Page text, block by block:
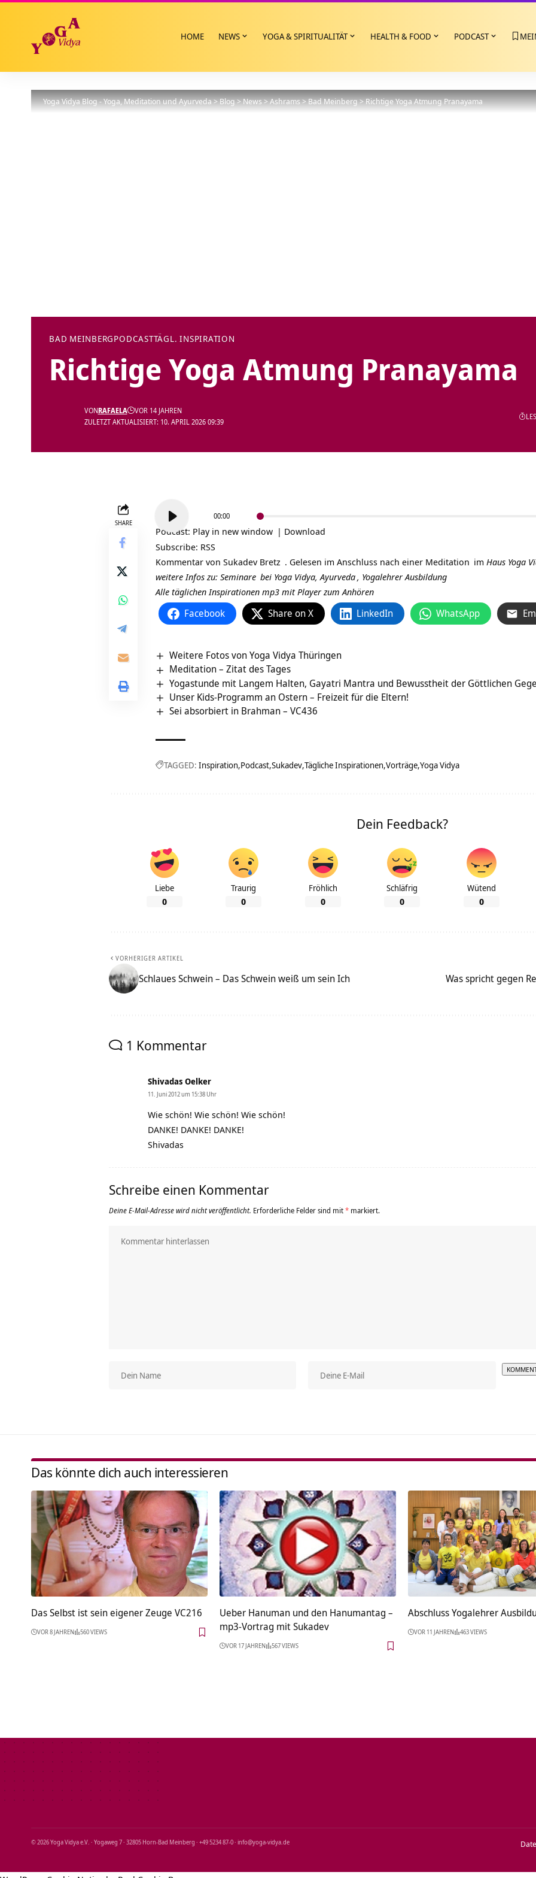
HOME NEWS YOGA & SPIRITUALITÄT HEALTH & FOOD PODCAST
Yoga Vidya Blog - Yoga, Meditation und Ayurveda>Blog>News>Ashrams>Bad Meinberg>Richtige Yoga Atmung Pranayama
BAD MEINBERGPODCASTTÄGL. INSPIRATION
Richtige Yoga Atmung Pranayama
ZULETZT AKTUALISIERT: 10. APRIL 2026 09:39
VONRAFAELA VOR 14 JAHREN
SHARE
Player
00:00
Podcast: Play in new window | Download
Subscribe: RSS
Kommentar von Sukadev Bretz . Gelesen im Anschluss nach einer Meditation im Haus Yoga
weitere Infos zu: Seminare bei Yoga Vidya,Ayurveda, Yogalehrer Ausbildung
Alle täglichen Inspirationen mp3 mit Player zum Anhören
Facebook Share on X LinkedIn WhatsApp
Weitere Fotos von Yoga Vidya Thüringen
Meditation – Zitat des Tages
Yogastunde mit Langem Halten, Gayatri Mantra und Bewusstheit der Göttlichen
Unser Kids-Programm an Ostern – Freizeit für die Eltern!
Sei absorbiert in Brahman – VC436
TAGGED: Inspiration Podcast Sukadev Tägliche Inspirationen Vorträge Yoga Vidya
Dein Feedback?
Liebe
0
Traurig
0
Fröhlich
0
Schläfrig
0
Wütend
0
VORHERIGER ARTIKEL
Schlaues Schwein – Das Schwein weiß um sein Ich Was spricht gegen
1 Kommentar
Shivadas Oelker
11. Juni 2012 um 15:38 Uhr
Wie schön! Wie schön! Wie schön!
DANKE! DANKE! DANKE!
Shivadas
Schreibe einen Kommentar
Deine E-Mail-Adresse wird nicht veröffentlicht. Erforderliche Felder sind mit* markiert.
Das könnte dich auch interessieren
Das Selbst ist sein eigener Zeuge VC216
VOR 8 JAHREN 560 VIEWS
Ueber Hanuman und den Hanumantag –
mp3-Vortrag mit Sukadev
VOR 17 JAHREN 567 VIEWS
Abschluss Yogalehrer
VOR 11 JAHREN 463 VIEWS
© 2026 Yoga Vidya e.V. · Yogaweg 7 · 32805 Horn‑Bad Meinberg · +49 5234 87‑0 · info@yoga‑vidya.de